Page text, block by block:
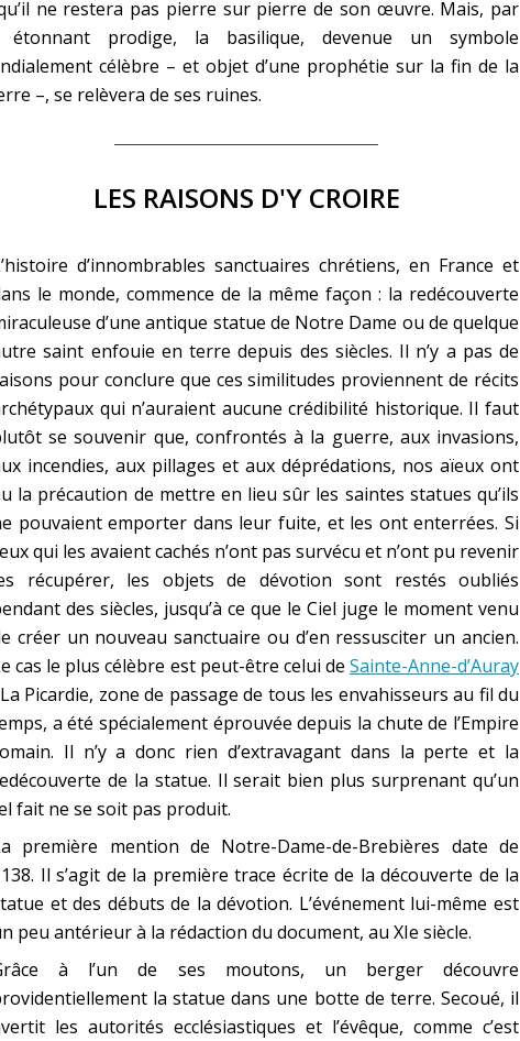
ne restera pas pierre sur pierre de son œuvre. Mais, par
étonnant prodige, la basilique, devenue un symbole
célèbre – et objet d’une prophétie sur la fin de la
–, se relèvera de ses ruines.
LES RAISONS D'Y CROIRE
d’innombrables sanctuaires chrétiens, en France et
le monde, commence de la même façon : la redécouverte
d’une antique statue de Notre Dame ou de quelque
saint enfouie en terre depuis des siècles. Il n’y a pas de
pour conclure que ces similitudes proviennent de récits
qui n’auraient aucune crédibilité historique. Il faut
se souvenir que, confrontés à la guerre, aux invasions,
incendies, aux pillages et aux déprédations, nos aïeux ont
la précaution de mettre en lieu sûr les saintes statues qu’ils
pouvaient emporter dans leur fuite, et les ont enterrées. Si
qui les avaient cachés n’ont pas survécu et n’ont pu revenir
récupérer, les objets de dévotion sont restés oubliés
des siècles, jusqu’à ce que le Ciel juge le moment venu
créer un nouveau sanctuaire ou d’en ressusciter un ancien.
cas le plus célèbre est peut-être celui de Sainte-Anne-d’Auray
Picardie, zone de passage de tous les envahisseurs au fil du
a été spécialement éprouvée depuis la chute de l’Empire
Il n’y a donc rien d’extravagant dans la perte et la
de la statue. Il serait bien plus surprenant qu’un
fait ne se soit pas produit.
première mention de Notre-Dame-de-Brebières date de
Il s’agit de la première trace écrite de la découverte de la
et des débuts de la dévotion. L’événement lui-même est
peu antérieur à la rédaction du document, au XIe siècle.
à l’un de ses moutons, un berger découvre
la statue dans une botte de terre. Secoué, il
les autorités ecclésiastiques et l’évêque, comme c’est